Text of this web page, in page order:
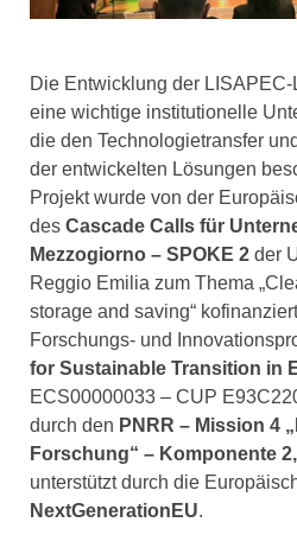
Die Entwicklung der
eine wichtige institutionelle
die den Technologietransfer
der entwickelten Lösungen
Projekt wurde von der
des Cascade Calls für
Mezzogiorno – SPOKE 2 der
Reggio Emilia zum Thema
storage and saving“
Forschungs- und
for Sustainable Transition in
ECS00000033 – CUP
durch den PNRR – Mission 4
Forschung“ – Komponente
unterstützt durch die
NextGenerationEU.